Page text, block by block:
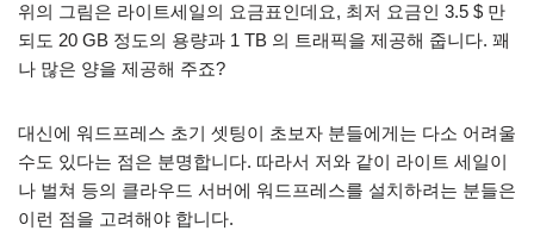
위의 그림은 라이트세일의 요금표인데요, 최저 요금인 3.5 $ 만
되도 20 GB 정도의 용량과 1 TB 의 트래픽을 제공해 줍니다. 꽤
나 많은 양을 제공해 주죠?
대신에 워드프레스 초기 셋팅이 초보자 분들에게는 다소 어려울
수도 있다는 점은 분명합니다. 따라서 저와 같이 라이트 세일이
나 벌쳐 등의 클라우드 서버에 워드프레스를 설치하려는 분들은
이런 점을 고려해야 합니다.